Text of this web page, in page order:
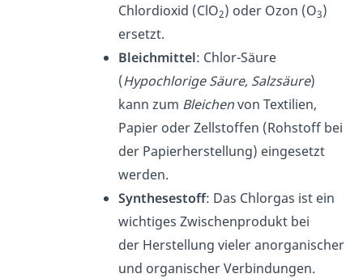
Chlordioxid (ClO2) oder Ozon (O3)
ersetzt.
Bleichmittel: Chlor-Säure
(Hypochlorige Säure, Salzsäure)
kann zum Bleichenvon Textilien,
Papier oder Zellstoffen (Rohstoff bei
der Papierherstellung) eingesetzt
werden.
Synthesestoff: Das Chlorgas ist ein
wichtiges Zwischenprodukt bei
der Herstellung vieler anorganischer
und organischer Verbindungen.